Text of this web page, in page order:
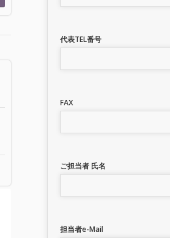
代表TEL番号
FAX
ご担当者 氏名
担当者e-Mail